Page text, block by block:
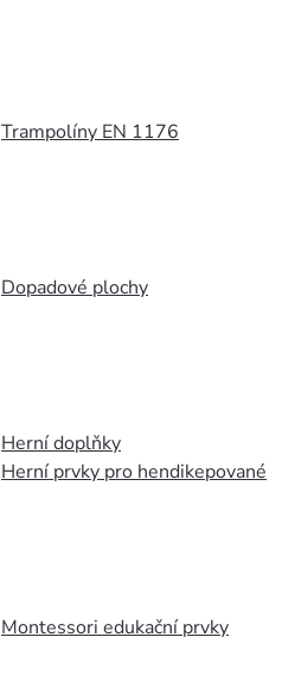
Trampolíny EN 1176
Dopadové plochy
Herní doplňky
Herní prvky pro hendikepované
Montessori edukační prvky